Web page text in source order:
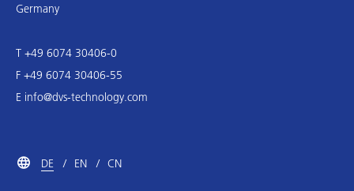
Germany
T +49 6074 30406-0
F +49 6074 30406-55
E info@dvs-technology.com
DE EN CN